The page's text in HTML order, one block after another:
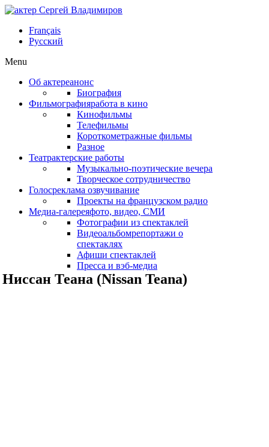
Français
Русский
Menu
Об актереанонс
Биография
Фильмографияработа в кино
Кинофильмы
Телефильмы
Короткометражные фильмы
Разное
Театрактерские работы
Музыкально-поэтические вечера
Творческое сотрудничество
Голосреклама озвучивание
Проекты на французском радио
Медиа-галереяфото, видео, СМИ
Фотографии из спектаклей
Видеоальбомрепортажи о
спектаклях
Афиши спектаклей
Пресса и вэб-медиа
Ниссан Теана (Nissan Teana)